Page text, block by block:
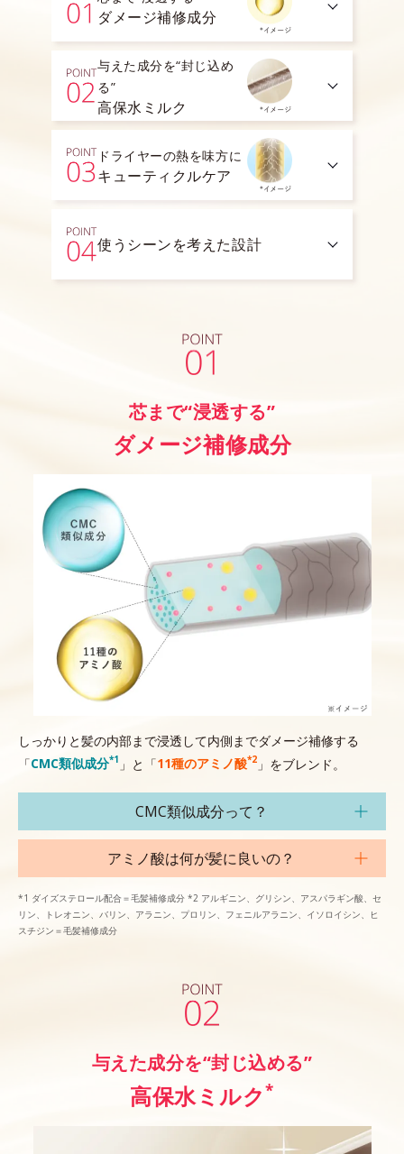
ダメージ補修成分
与えた成分を“封じ込め
る”
高保水ミルク
ドライヤーの熱を味方に
キューティクルケア
使うシーンを考えた設計
芯まで“浸透する”
ダメージ補修成分
しっかりと髪の内部まで浸透して内側までダメージ補修する
「CMC類似成分*1 」と「11種のアミノ酸*2 」をブレンド。
CMC類似成分って？
アミノ酸は何が髪に良いの？
*1 ダイズステロール配合＝毛髪補修成分 *2 アルギニン、グリシン、アスパラギン酸、セ
リン、トレオニン、バリン、アラニン、プロリン、フェニルアラニン、イソロイシン、ヒ
スチジン＝毛髪補修成分
与えた成分を“封じ込める”
高保水ミルク*